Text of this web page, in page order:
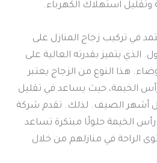
استهلاك الكهرباء.
في تركيب زجاج المنازل على
الذي يتميز بقدرته العالية على
هذا النوع من الزجاج يعتبر
رأس الخيمة، حيث يساعد في تقليل
أشهر الصيف. لذلك. تقدم شركة
رأس الخيمة حلولًا مبتكرة تساعد
الراحة في منازلهم من خلال